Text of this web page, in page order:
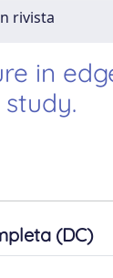
rivista
in
(DC)